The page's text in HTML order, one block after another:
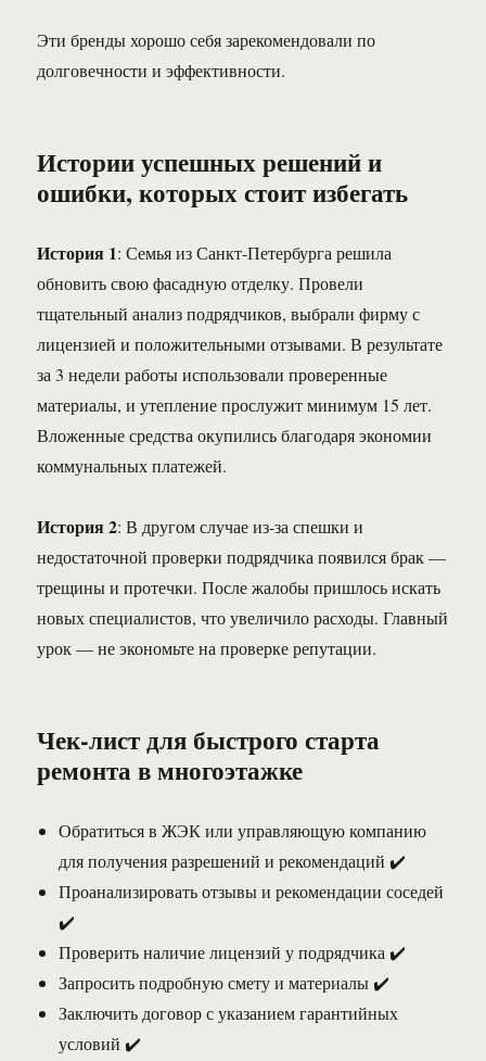
Эти бренды хорошо себя зарекомендовали по
долговечности и эффективности.
Истории успешных решений и
ошибки, которых стоит избегать
История 1: Семья из Санкт-Петербурга решила
обновить свою фасадную отделку. Провели
тщательный анализ подрядчиков, выбрали фирму с
лицензией и положительными отзывами. В результате
за 3 недели работы использовали проверенные
материалы, и утепление прослужит минимум 15 лет.
Вложенные средства окупились благодаря экономии
коммунальных платежей.
История 2: В другом случае из-за спешки и
недостаточной проверки подрядчика появился брак —
трещины и протечки. После жалобы пришлось искать
новых специалистов, что увеличило расходы. Главный
урок — не экономьте на проверке репутации.
Чек-лист для быстрого старта
ремонта в многоэтажке
Обратиться в ЖЭК или управляющую компанию
для получения разрешений и рекомендаций ✔️
Проанализировать отзывы и рекомендации соседей
✔️
Проверить наличие лицензий у подрядчика ✔️
Запросить подробную смету и материалы ✔️
Заключить договор с указанием гарантийных
условий ✔️